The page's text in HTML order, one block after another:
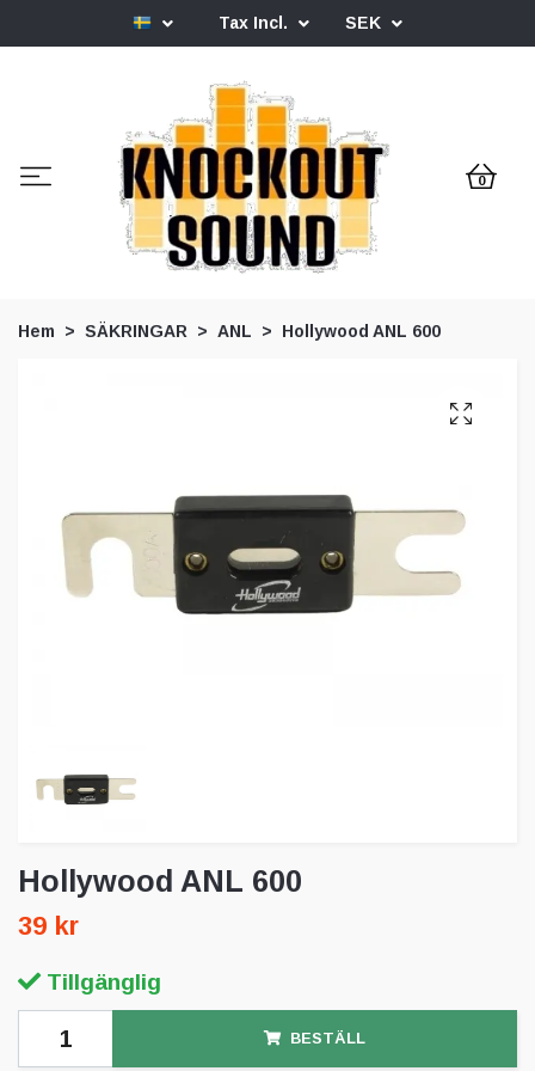
Tax Incl. SEK
0
Hem SÄKRINGAR ANL Hollywood ANL 600
Hollywood ANL 600
39 kr
Tillgänglig
BESTÄLL